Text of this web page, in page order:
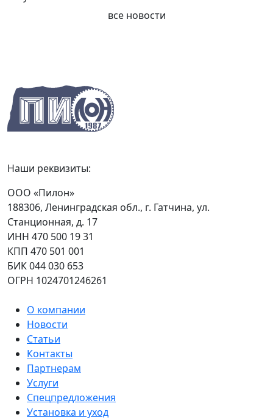
все новости
Наши реквизиты:
ООО «Пилон»
188306, Ленинградская обл., г. Гатчина, ул.
Станционная, д. 17
ИНН 470 500 19 31
КПП 470 501 001
БИК 044 030 653
ОГРН 1024701246261
О компании
Новости
Статьи
Контакты
Партнерам
Услуги
Спецпредложения
Установка и уход